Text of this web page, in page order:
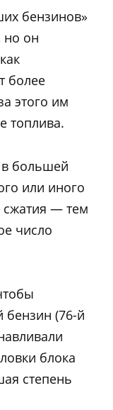
бензинов»
но он
более
этого им
топлива.
в большей
или иного
— тем
число
бензин (76-й
блока
степень